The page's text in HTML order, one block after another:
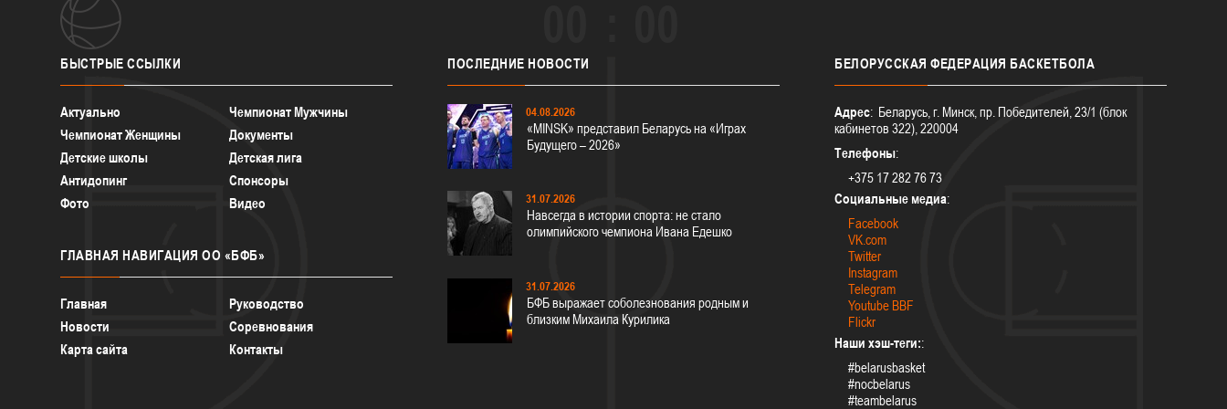
БЫСТРЫЕ ССЫЛКИ
Актуально
Чемпионат Мужчины
Чемпионат Женщины
Документы
Детские школы
Детская лига
Антидопинг
Спонсоры
Фото
Видео
ГЛАВНАЯ НАВИГАЦИЯ ОО «БФБ»
Главная
Руководство
Новости
Соревнования
Карта сайта
Контакты
ПОСЛЕДНИЕ НОВОСТИ
04.08.2026
«MINSK» представил Беларусь на «Играх
Будущего – 2026»
31.07.2026
Навсегда в истории спорта: не стало
олимпийского чемпиона Ивана Едешко
31.07.2026
БФБ выражает соболезнования родным и
близким Михаила Курилика
БЕЛОРУССКАЯ ФЕДЕРАЦИЯ БАСКЕТБОЛА
Адрес: Беларусь, г. Минск, пр. Победителей, 23/1 (блок
кабинетов 322), 220004
Телефоны:
+375 17 282 76 73
Социальные медиа:
Facebook
VK.com
Twitter
Instagram
Telegram
Youtube BBF
Flickr
Наши хэш-теги::
#belarusbasket
#nocbelarus
#teambelarus